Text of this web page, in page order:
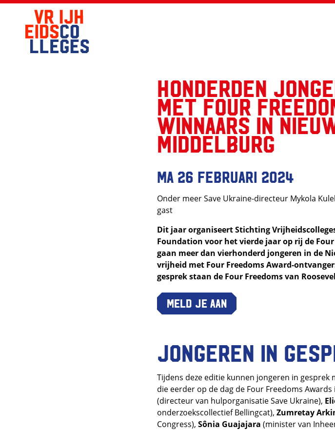
Honderden
met Four
winnaars in
Middelburg
ma 26 februari 2024
Onder meer Save Ukraine-directeur Mykola
gast
Dit jaar organiseert Stichting
Foundation voor het vierde jaar op rij de
gaan meer dan vierhonderd jongeren in de
vrijheid met Four Freedoms Award-
gesprek staan de Four Freedoms van
Meld je aan
Jongeren in
Tijdens deze editie kunnen jongeren in
die eerder op de dag de Four Freedoms
(directeur van hulporganisatie Save Ukraine),
onderzoekscollectief Bellingcat), Zumretay
Congress), Sônia Guajajara (minister van